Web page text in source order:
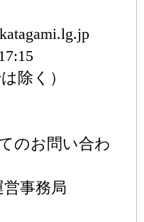
除く）
のお問い合わ
事務局